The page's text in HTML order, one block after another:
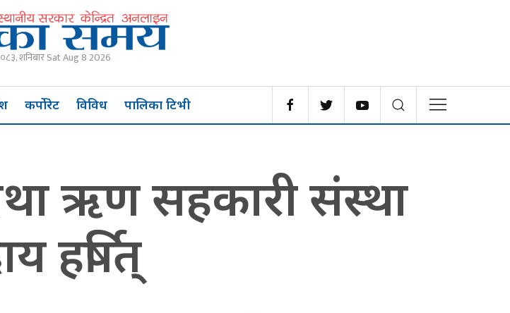
शनिबार Sat Aug 8 2026
कर्पोरेट विविध पालिका टिभी
ऋण सहकारी संस्था
हर्षित्